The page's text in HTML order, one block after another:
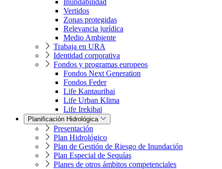
Vertidos
Zonas protegidas
Relevancia jurídica
Medio Ambiente
Trabaja en URA
Identidad corporativa
Fondos y programas europeos
Fondos Next Generation
Fondos Feder
Life Kantauribai
Life Urban Klima
Life Irekibai
Planificación Hidrológica
Presentación
Plan Hidrológico
Plan de Gestión de Riesgo de Inundación
Plan Especial de Sequías
Planes de otros ámbitos competenciales